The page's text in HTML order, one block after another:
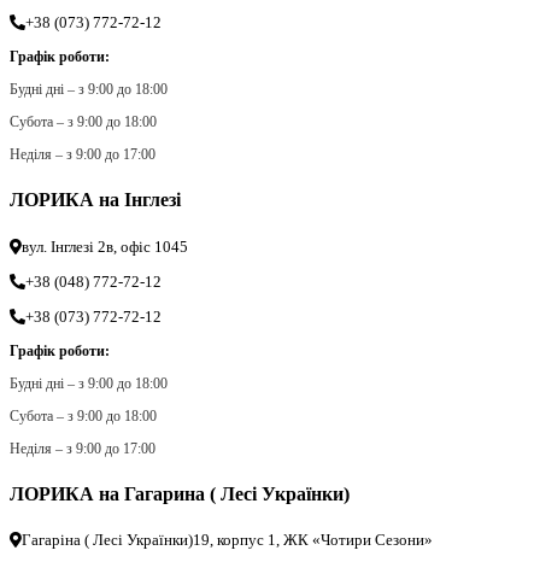
+38 (073) 772-72-12
Графік роботи:
Будні дні – з 9:00 до 18:00
Субота – з 9:00 до 18:00
Неділя – з 9:00 до 17:00
ЛОРИКА на Інглезі
вул. Інглезі 2в, офіс 1045
+38 (048) 772-72-12
+38 (073) 772-72-12
Графік роботи:
Будні дні – з 9:00 до 18:00
Субота – з 9:00 до 18:00
Неділя – з 9:00 до 17:00
ЛОРИКА на Гагарина ( Лесі Українки)
Гагаріна ( Лесі Українки)19, корпус 1, ЖК «Чотири Сезони»